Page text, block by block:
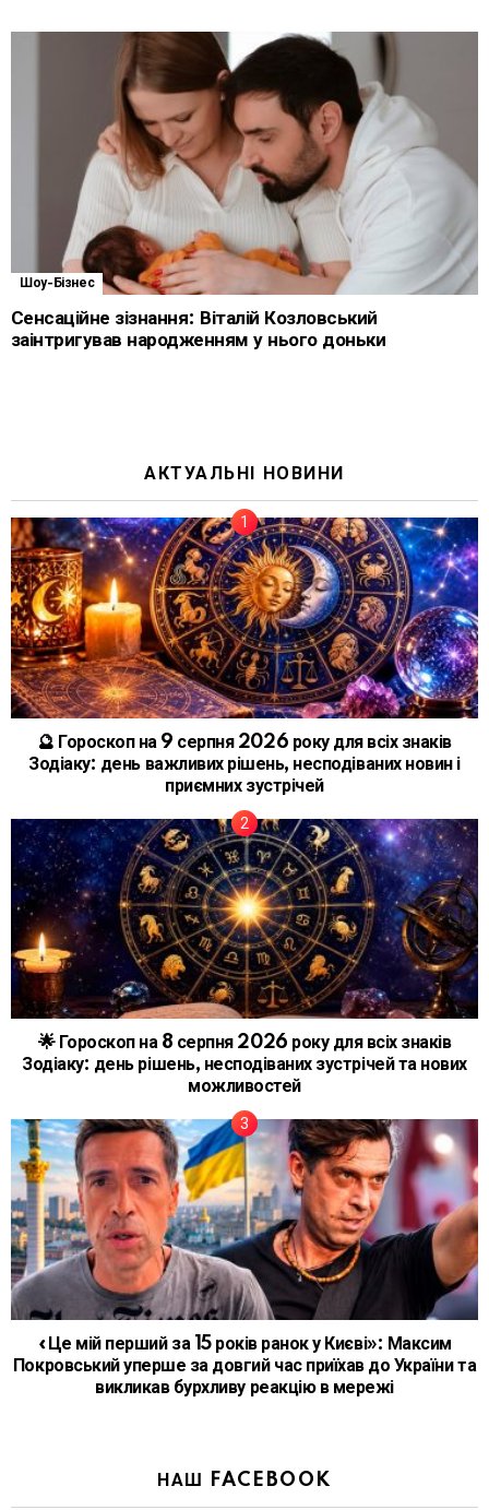
Шоу-Бізнес
Сенсаційне зізнання: Віталій Козловський
заінтригував народженням у нього доньки
АКТУАЛЬНІ НОВИНИ
🔮 Гороскоп на 9 серпня 2026 року для всіх знаків
Зодіаку: день важливих рішень, несподіваних новин і
приємних зустрічей
🌟 Гороскоп на 8 серпня 2026 року для всіх знаків
Зодіаку: день рішень, несподіваних зустрічей та нових
можливостей
«Це мій перший за 15 років ранок у Києві»: Максим
Покровський уперше за довгий час приїхав до України та
викликав бурхливу реакцію в мережі
НАШ FACEBOOK